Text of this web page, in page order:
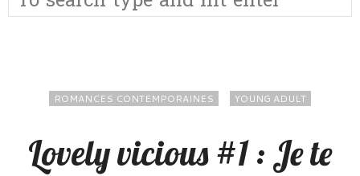
ROMANCES CONTEMPORAINES YOUNG ADULT
Lovely vicious #1 : Je te